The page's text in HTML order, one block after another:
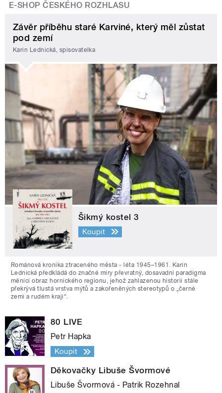
E-SHOP ČESKÉHO ROZHLASU
Závěr příběhu staré Karviné, který měl zůstat
pod zemí
Karin Lednická, spisovatelka
Šikmý kostel 3
Koupit
Románová kronika ztraceného města - léta 1945–1961. Karin
Lednická předkládá do značné míry převratný, dosavadní paradigma
měnící obraz hornického regionu, jehož zahlazenou historii stále
překrývá tlustá vrstva mýtů a zakořeněných stereotypů o „černé
zemi a rudém kraji“.
80 LIVE
Petr Hapka
Koupit
Děkovačky Libuše Švormové
Libuše Švormová - Patrik Rozehnal